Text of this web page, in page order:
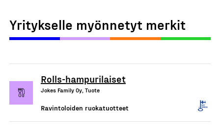
Yritykselle myönnetyt merkit
Rolls-hampurilaiset
Jokes Family Oy, Tuote
Ravintoloiden ruokatuotteet